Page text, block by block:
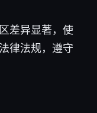
差异显著，使
律法规，遵守